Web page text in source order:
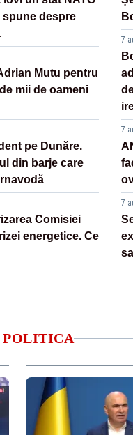
spune despre
Mutu pentru
mii de oameni
pe Dunăre.
din barje care
Comisiei
energetice. Ce
7
7
7
POLITICA